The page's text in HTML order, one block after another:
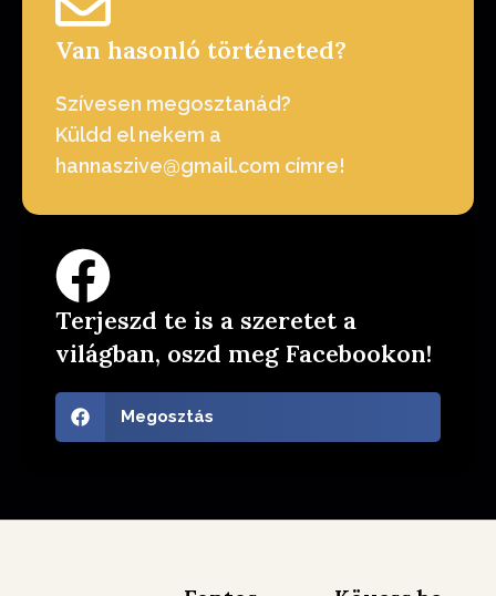
Van hasonló történeted?
Szívesen megosztanád?
Küldd el nekem a
hannaszive@gmail.com címre!
Terjeszd te is a szeretet a
világban, oszd meg Facebookon!
Megosztás